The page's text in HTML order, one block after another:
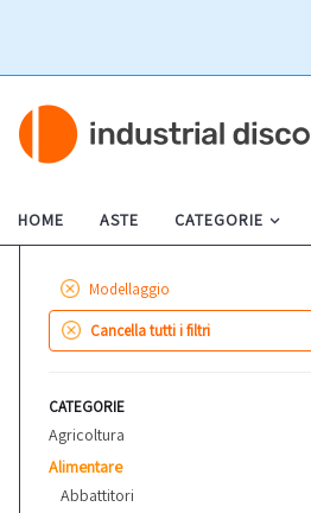
HOME ASTE CATEGORIE
Modellaggio
Cancella tutti i filtri
CATEGORIE
Agricoltura
Alimentare
Abbattitori